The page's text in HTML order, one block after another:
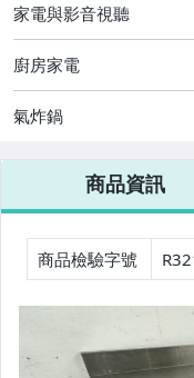
家電與影音視聽
家電與影音視聽
廚房家電
氣炸鍋
商品資訊
商品檢驗字號